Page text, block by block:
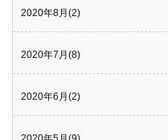
2020年8月(2)
2020年7月(8)
2020年6月(2)